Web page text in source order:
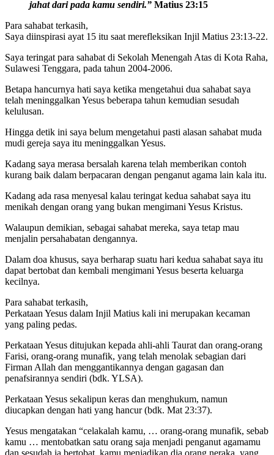
jahat dari pada kamu sendiri.” Matius 23:15
Para sahabat terkasih,
Saya diinspirasi ayat 15 itu saat merefleksikan Injil Matius 23:13-22.
Saya teringat para sahabat di Sekolah Menengah Atas di Kota Raha,
Sulawesi Tenggara, pada tahun 2004-2006.
Betapa hancurnya hati saya ketika mengetahui dua sahabat saya
telah meninggalkan Yesus beberapa tahun kemudian sesudah
kelulusan.
Hingga detik ini saya belum mengetahui pasti alasan sahabat muda
mudi gereja saya itu meninggalkan Yesus.
Kadang saya merasa bersalah karena telah memberikan contoh
kurang baik dalam berpacaran dengan penganut agama lain kala itu.
Kadang ada rasa menyesal kalau teringat kedua sahabat saya itu
menikah dengan orang yang bukan mengimani Yesus Kristus.
Walaupun demikian, sebagai sahabat mereka, saya tetap mau
menjalin persahabatan dengannya.
Dalam doa khusus, saya berharap suatu hari kedua sahabat saya itu
dapat bertobat dan kembali mengimani Yesus beserta keluarga
kecilnya.
Para sahabat terkasih,
Perkataan Yesus dalam Injil Matius kali ini merupakan kecaman
yang paling pedas.
Perkataan Yesus ditujukan kepada ahli-ahli Taurat dan orang-orang
Farisi, orang-orang munafik, yang telah menolak sebagian dari
Firman Allah dan menggantikannya dengan gagasan dan
penafsirannya sendiri (bdk. YLSA).
Perkataan Yesus sekalipun keras dan menghukum, namun
diucapkan dengan hati yang hancur (bdk. Mat 23:37).
Yesus mengatakan “celakalah kamu, … orang-orang munafik, sebab
kamu … mentobatkan satu orang saja menjadi penganut agamamu